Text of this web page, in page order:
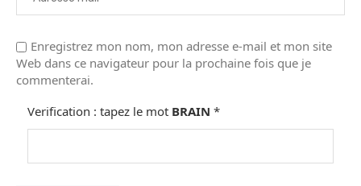
Enregistrez mon nom, mon adresse e-mail et mon site
Web dans ce navigateur pour la prochaine fois que je
commenterai.
Verification : tapez le mot BRAIN *